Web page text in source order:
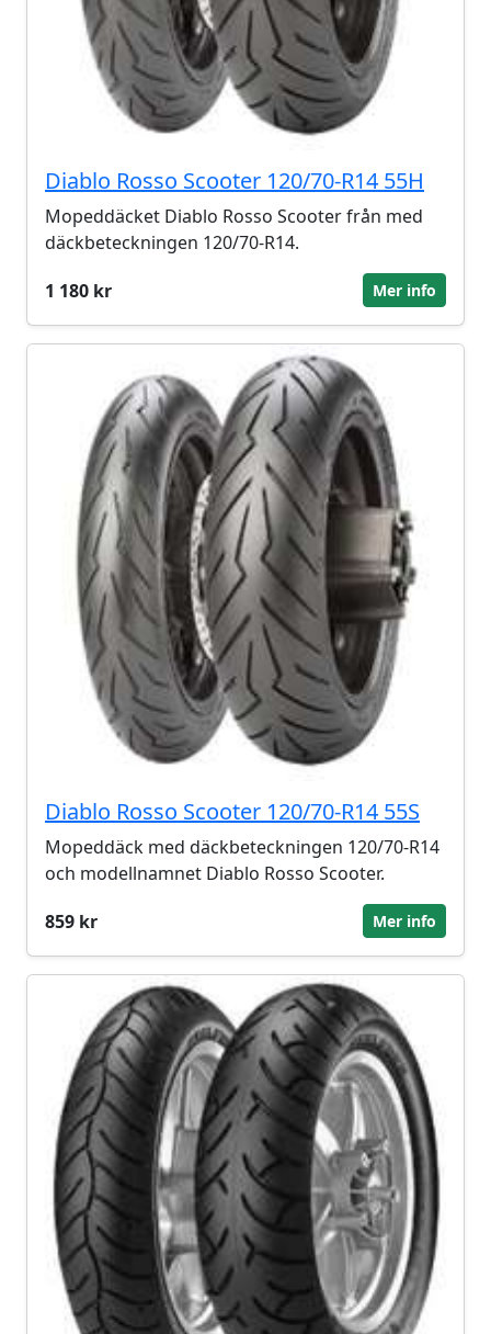
Diablo Rosso Scooter 120/70-R14 55H
Mopeddäcket Diablo Rosso Scooter från med
däckbeteckningen 120/70-R14.
1 180 kr
Mer info
Diablo Rosso Scooter 120/70-R14 55S
Mopeddäck med däckbeteckningen 120/70-R14
och modellnamnet Diablo Rosso Scooter.
859 kr
Mer info